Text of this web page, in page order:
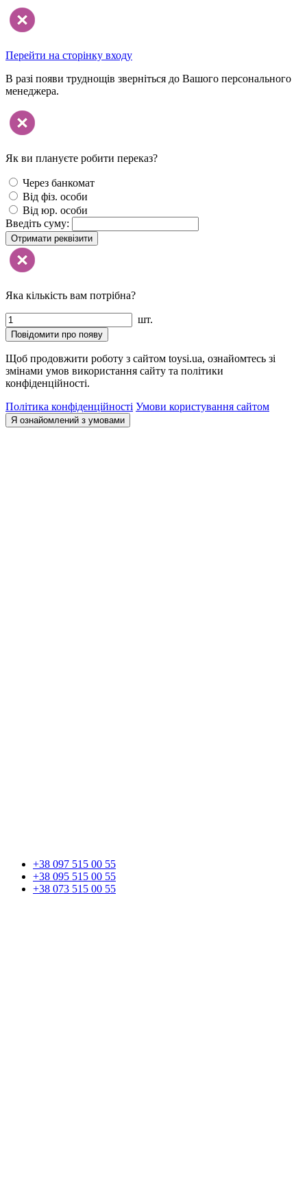
Перейти на сторінку входу
В разі появи труднощів зверніться до Вашого персонального
менеджера.
Як ви плануєте робити переказ?
Через банкомат
Від фіз. особи
Від юр. особи
Введіть суму:
Отримати реквізити
Яка кількість вам потрібна?
шт.
Повідомити про появу
Щоб продовжити роботу з сайтом toysi.ua, ознайомтесь зі
змінами умов використання сайту та політики
конфіденційності.
Політика конфіденційності Умови користування сайтом
Я ознайомлений з умовами
+38 097 515 00 55
+38 095 515 00 55
+38 073 515 00 55